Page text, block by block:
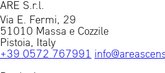
ARE S.r.l.
Via E. Fermi, 29
51010 Massa e Cozzile
Pistoia, Italy
+39 0572 767991